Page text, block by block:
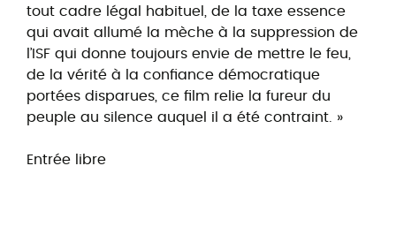
tout cadre légal habituel, de la taxe essence
qui avait allumé la mèche à la suppression de
l’ISF qui donne toujours envie de mettre le feu,
de la vérité à la confiance démocratique
portées disparues, ce film relie la fureur du
peuple au silence auquel il a été contraint. »
Entrée libre